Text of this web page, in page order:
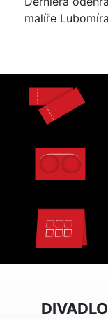
malíře